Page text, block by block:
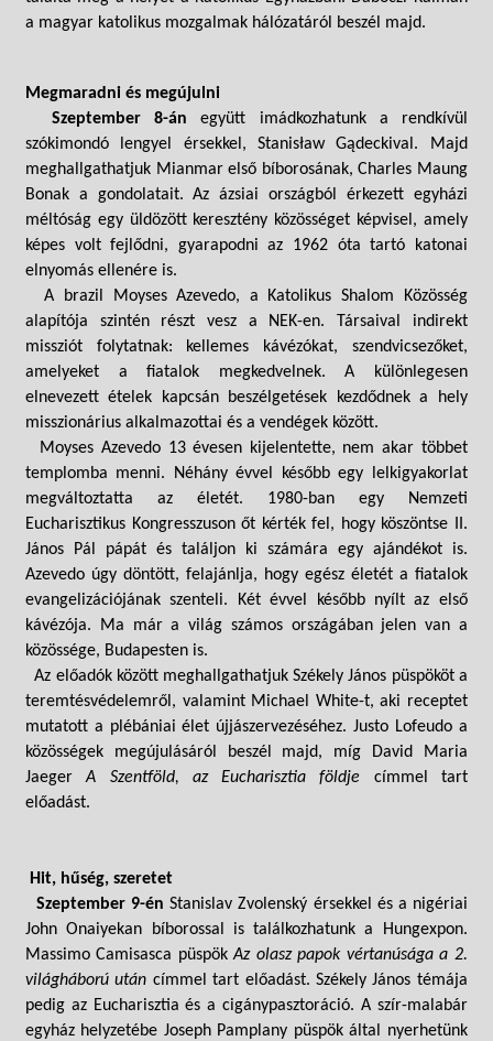
a magyar katolikus mozgalmak hálózatáról beszél majd.
Megmaradni és megújulni
Szeptember 8-án együtt imádkozhatunk a rendkívül
szókimondó lengyel érsekkel, Stanisław Gądeckival. Majd
meghallgathatjuk Mianmar első bíborosának, Charles Maung
Bonak a gondolatait. Az ázsiai országból érkezett egyházi
méltóság egy üldözött keresztény közösséget képvisel, amely
képes volt fejlődni, gyarapodni az 1962 óta tartó katonai
elnyomás ellenére is.
A brazil Moyses Azevedo, a Katolikus Shalom Közösség
alapítója szintén részt vesz a NEK-en. Társaival indirekt
missziót folytatnak: kellemes kávézókat, szendvicsezőket,
amelyeket a fiatalok megkedvelnek. A különlegesen
elnevezett ételek kapcsán beszélgetések kezdődnek a hely
misszionárius alkalmazottai és a vendégek között.
Moyses Azevedo 13 évesen kijelentette, nem akar többet
templomba menni. Néhány évvel később egy lelkigyakorlat
megváltoztatta az életét. 1980-ban egy Nemzeti
Eucharisztikus Kongresszuson őt kérték fel, hogy köszöntse II.
János Pál pápát és találjon ki számára egy ajándékot is.
Azevedo úgy döntött, felajánlja, hogy egész életét a fiatalok
evangelizációjának szenteli. Két évvel később nyílt az első
kávézója. Ma már a világ számos országában jelen van a
közössége, Budapesten is.
Az előadók között meghallgathatjuk Székely János püspököt a
teremtésvédelemről, valamint Michael White-t, aki receptet
mutatott a plébániai élet újjászervezéséhez. Justo Lofeudo a
közösségek megújulásáról beszél majd, míg David Maria
JaegerA Szentföld, az Eucharisztia földje
címmel tart
előadást.
Hit, hűség, szeretet
Szeptember 9-én Stanislav Zvolenský érsekkel és a nigériai
John Onaiyekan bíborossal is találkozhatunk a Hungexpon.
Massimo Camisasca püspökAz olasz papok vértanúsága a 2.
világháború után címmel tart előadást. Székely János témája
pedig az Eucharisztia és a cigánypasztoráció. A szír-malabár
egyház helyzetébe Joseph Pamplany püspök által nyerhetünk